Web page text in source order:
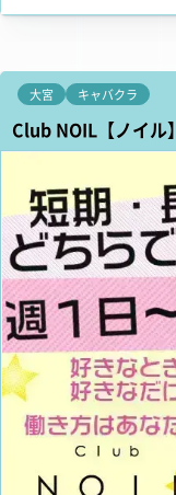
大宮
キャバクラ
Club NOIL【ノイル】